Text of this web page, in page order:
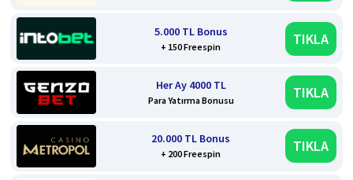
5.000 TL Bonus
+ 150 Freespin TIKLA
Her Ay 4000 TL
Para Yatırma Bonusu TIKLA
20.000 TL Bonus
+ 200 Freespin TIKLA